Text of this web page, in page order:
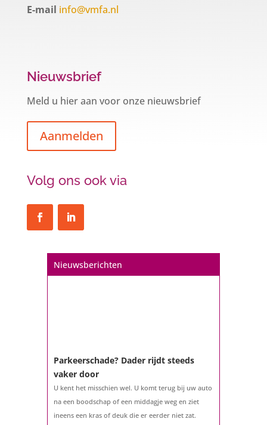
E-mail info@vmfa.nl
Nieuwsbrief
Meld u hier aan voor onze nieuwsbrief
Aanmelden
Volg ons ook via
Nieuwsberichten
Parkeerschade? Dader rijdt steeds
vaker door
U kent het misschien wel. U komt terug bij uw auto
na een boodschap of een middagje weg en ziet
ineens een kras of deuk die er eerder niet zat.